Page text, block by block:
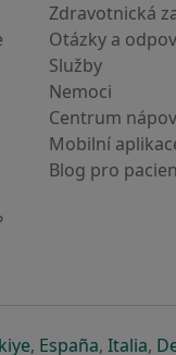
Zdravotnická
Otázky a
Služby
Nemoci
Centrum
Mobilní
Blog pro
v nové záložce
se otevře v nové
, Españase
, Italiase
,